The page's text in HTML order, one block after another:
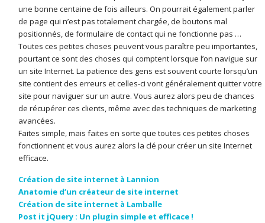
une bonne centaine de fois ailleurs. On pourrait également parler
de page qui n’est pas totalement chargée, de boutons mal
positionnés, de formulaire de contact qui ne fonctionne pas …
Toutes ces petites choses peuvent vous paraître peu importantes,
pourtant ce sont des choses qui comptent lorsque l’on navigue sur
un site Internet. La patience des gens est souvent courte lorsqu’un
site contient des erreurs et celles-ci vont généralement quitter votre
site pour naviguer sur un autre. Vous aurez alors peu de chances
de récupérer ces clients, même avec des techniques de marketing
avancées.
Faites simple, mais faites en sorte que toutes ces petites choses
fonctionnent et vous aurez alors la clé pour créer un site Internet
efficace.
Création de site internet à Lannion
Anatomie d’un créateur de site internet
Création de site internet à Lamballe
Post it jQuery : Un plugin simple et efficace !